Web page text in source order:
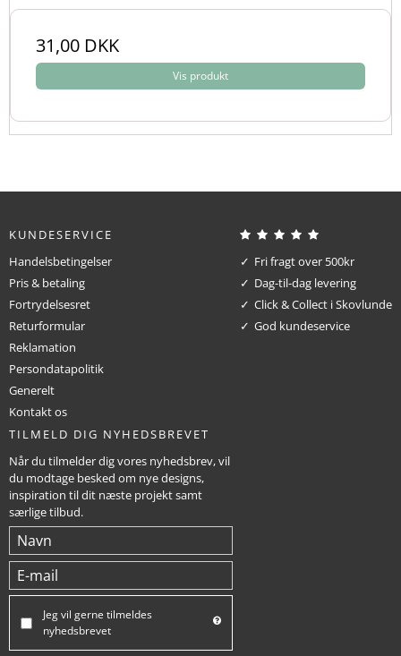
31,00 DKK
Vis produkt
KUNDESERVICE
Handelsbetingelser
Pris & betaling
Fortrydelsesret
Returformular
Reklamation
Persondatapolitik
Generelt
Kontakt os
Fri fragt over 500kr
Dag-til-dag levering
Click & Collect i Skovlunde
God kundeservice
TILMELD DIG NYHEDSBREVET
Når du tilmelder dig vores nyhedsbrev, vil
du modtage besked om nye designs,
inspiration til dit næste projekt samt
særlige tilbud.
Jeg vil gerne tilmeldes
nyhedsbrevet